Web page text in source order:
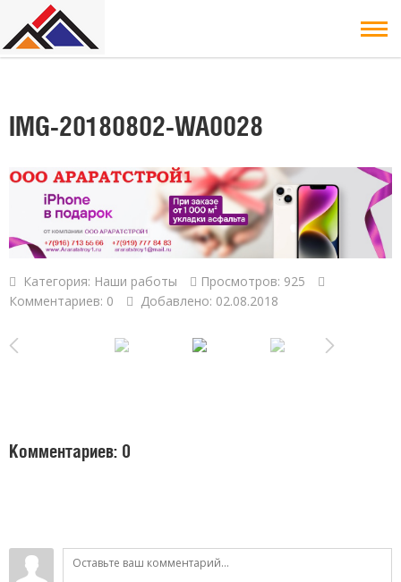
IMG-20180802-WA0028
Категория: Наши работы
Просмотров: 925
Комментариев: 0
Добавлено: 02.08.2018
Комментариев: 0